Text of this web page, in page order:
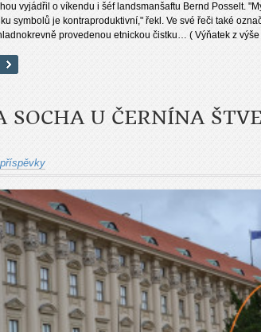
vyjádřil o víkendu i šéf landsmanšaftu Bernd Posselt.
symbolů je kontraproduktivní," řekl. Ve své řeči také
provedenou etnickou čistku… ( Výňatek z
SOCHA U ČERNÍNA
příspěvky